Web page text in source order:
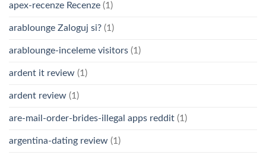
apex-recenze Recenze (1)
arablounge Zaloguj si? (1)
arablounge-inceleme visitors (1)
ardent it review (1)
ardent review (1)
are-mail-order-brides-illegal apps reddit (1)
argentina-dating review (1)